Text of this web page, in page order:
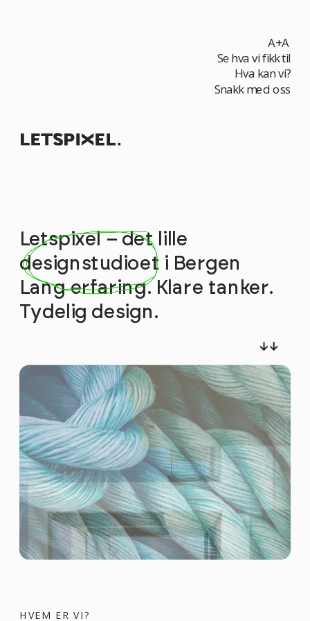
Letspixel – det lille
designstudioet i Bergen
Lang erfaring. Klare tanker.
Tydelig design.
HVEM ER VI?
A+A
Se hva vi fikk til
Hva kan vi?
Snakk med oss